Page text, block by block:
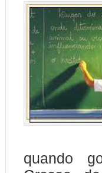
quando